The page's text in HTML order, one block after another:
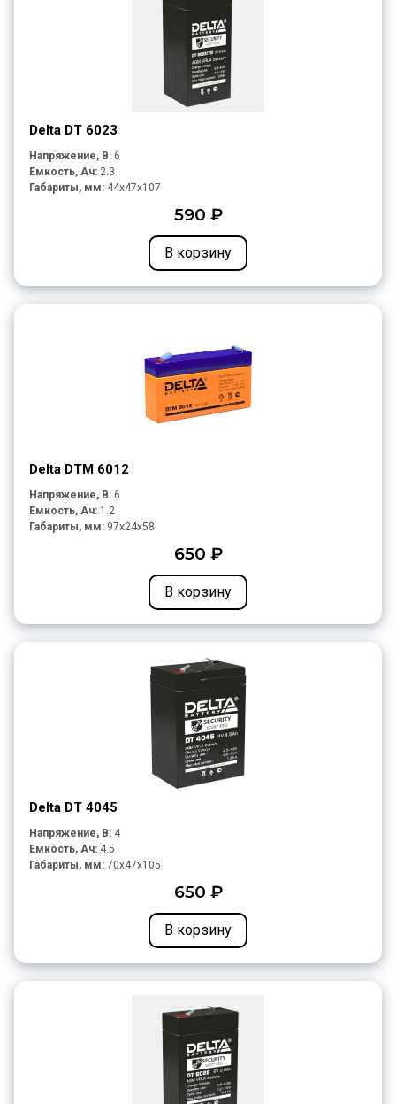
Delta DT 6023
Напряжение, В: 6
Емкость, Ач: 2.3
Габариты, мм: 44x47x107
590 ₽
В корзину
Delta DTM 6012
Напряжение, В: 6
Емкость, Ач: 1.2
Габариты, мм: 97x24x58
650 ₽
В корзину
Delta DT 4045
Напряжение, В: 4
Емкость, Ач: 4.5
Габариты, мм: 70x47x105
650 ₽
В корзину